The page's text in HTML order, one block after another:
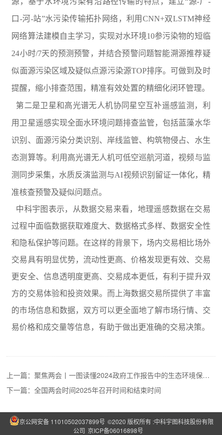
口-河-站”水污染传输拓扑网络，利用CNN+双LSTM神经
网络算法建模自主学习，实现对水环境10参污染物的短临
24小时/7天的预测预警，并结合预警问题智能溯源推荐疑
似面源污染区域及疑似点源污染源TOP排序。可做到及时
提醒，缩小排查范围，精准有效处置的精细化闭环管理。
第二是卫星和高光谱无人机协同星空互补遥感监测，利
用卫星遥感实现全面水环境问题排查监管，包括蓝藻水华
识别、面源污染分类识别、岸线监管、构筑物侵占、水生
态测算等。利用高光谱无人机可低空巡航河道，视频与监
测同步采集，水质反演监测与AI视频识别留证一体化，精
准核查预警及疑似问题点。
中科宇图表示，从数据交易来看，地理遥感数据在交易
过程中面临数据获取难度大、数据格式多样、数据安全性
和隐私保护等问题。在这样的背景下，场内交易相比场外
交易具有明显优势，流动性更高、价格发现更有效、交易
更安全、信息透明度更高、交易成本更低，有利于提升双
方的交易体验和投资效果。而上海数据交易所提供了丰富
的市场信息和数据，双方可以更全面地了解市场行情、交
易价格和成交量等信息，有助于做出更准确的交易决策。
上一篇：聚焦两会丨一图读懂2024政府工作报告中的生态环境保护工作
下一篇：全国两会时间2025年召开时间和结束时间
京公网安备 11010502037899号 ©2020 版权所有 :中科宇图科技股份有限
公司 京ICP备06016898号